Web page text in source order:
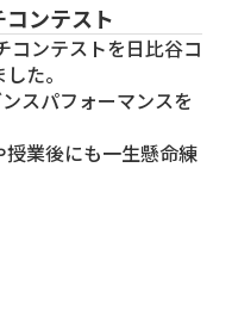
ンテスト
コンテストを日比谷コ
た。
スパフォーマンスを
業後にも一生懸命練